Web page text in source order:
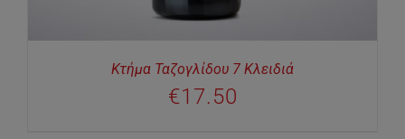
Κτήμα Ταζογλίδου 7 Κλειδιά
€17.50